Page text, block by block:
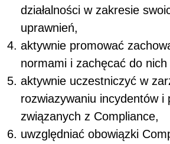
działalności w zakresie
uprawnień,
aktywnie promować
normami i zachęcać do nich
aktywnie uczestniczyć w
rozwiazywaniu incydentów i
związanych z Compliance,
uwzględniać obowiązki